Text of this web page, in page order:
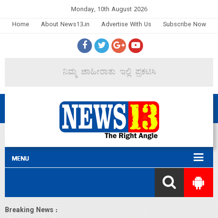
Monday, 10th August 2026
Home
About News13.in Advertise With Us Subscribe Now
Breaking News :